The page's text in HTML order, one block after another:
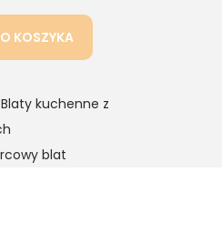
KOSZYKA
Blaty kuchenne z
blat